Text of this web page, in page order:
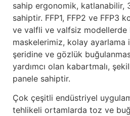
sahip ergonomik, katlanabilir,
sahiptir. FFP1, FFP2 ve FFP3
ve valfli ve valfsiz modellerde
maskelerimiz, kolay
şeridine ve gözlük
yardımcı olan kabartmalı,
panele sahiptir.
Çok çeşitli endüstriyel
tehlikeli ortamlarda toz ve